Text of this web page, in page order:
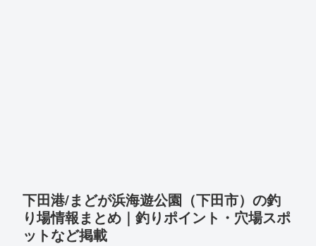
下田港/まどが浜海遊公園（下田市）の釣
り場情報まとめ｜釣りポイント・穴場スポ
ットなど掲載